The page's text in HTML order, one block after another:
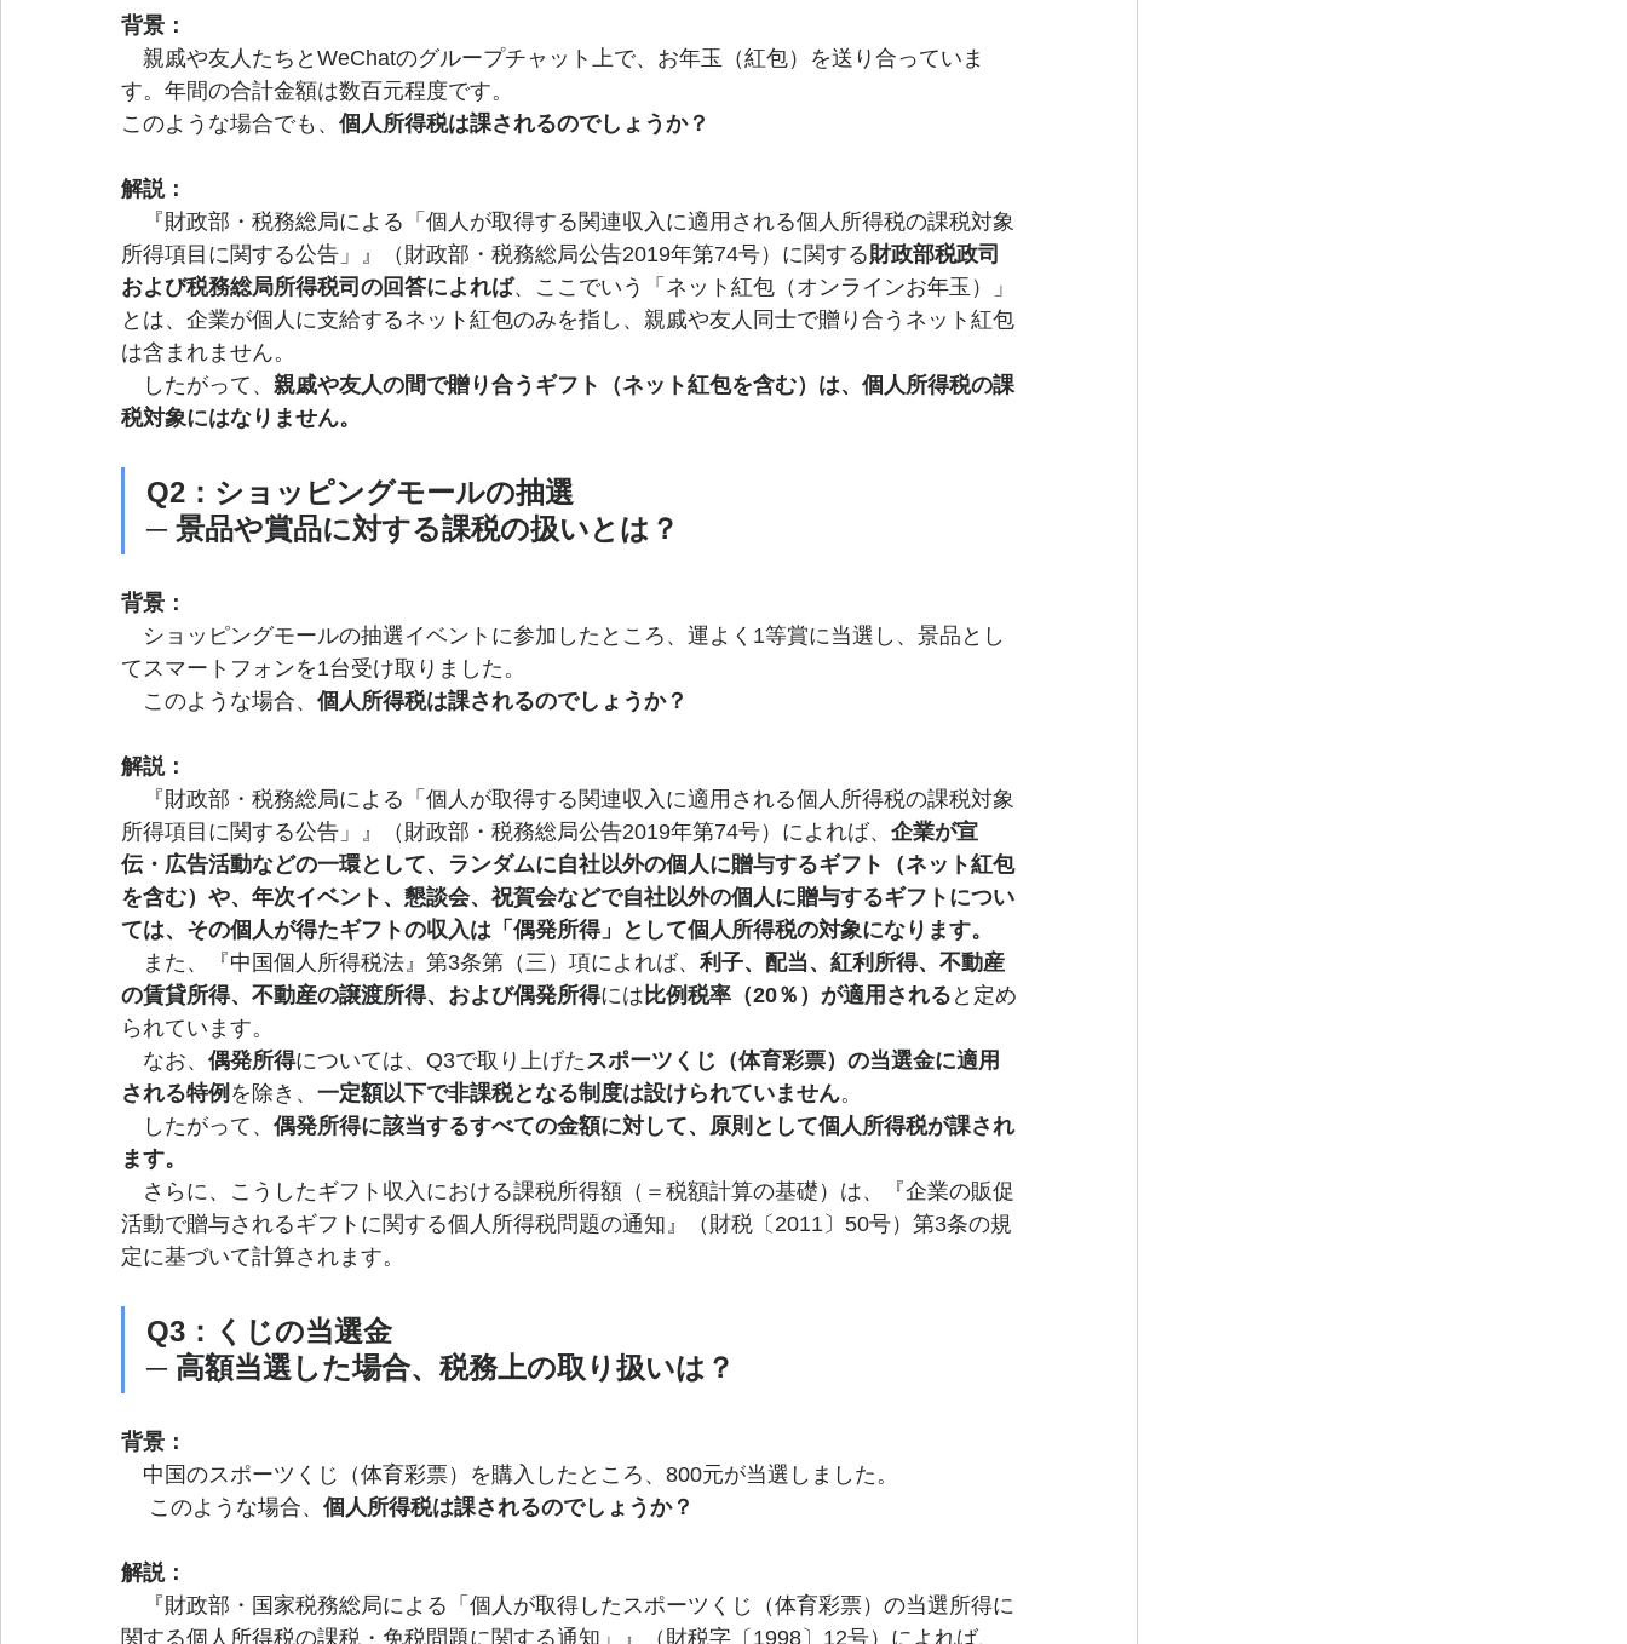
背景：
親戚や友人たちとWeChatのグループチャット上で、お年玉（紅包）を送り合っていま
す。年間の合計金額は数百元程度です。
このような場合でも、 個人所得税は課されるのでしょうか？
解説：
『財政部・税務総局による「個人が取得する関連収入に適用される個人所得税の課税対象
所得項目に関する公告」』（財政部・税務総局公告2019年第74号）に関する財政部税政司
および税務総局所得税司の回答によれば、ここでいう「ネット紅包（オンラインお年玉）」
とは、企業が個人に支給するネット紅包のみを指し、親戚や友人同士で贈り合うネット紅包
は含まれません。
したがって、 親戚や友人の間で贈り合うギフト（ネット紅包を含む）は、個人所得税の課
税対象にはなりません。
Q2：ショッピングモールの抽選
─ 景品や賞品に対する課税の扱いとは？
背景：
ショッピングモールの抽選イベントに参加したところ、運よく1等賞に当選し、景品とし
てスマートフォンを1台受け取りました。
このような場合、 個人所得税は課されるのでしょうか？
解説：
『財政部・税務総局による「個人が取得する関連収入に適用される個人所得税の課税対象
所得項目に関する公告」』（財政部・税務総局公告2019年第74号）によれば、 企業が宣
伝・広告活動などの一環として、ランダムに自社以外の個人に贈与するギフト（ネット紅包
を含む）や、年次イベント、懇談会、祝賀会などで自社以外の個人に贈与するギフトについ
ては、その個人が得たギフトの収入は「偶発所得」として個人所得税の対象になります。
また、『中国個人所得税法』第3条第（三）項によれば、 利子、配当、紅利所得、不動産
の賃貸所得、不動産の譲渡所得、および偶発所得には 比例税率（20％）が適用される と定め
られています。
なお、 偶発所得については、Q3で取り上げた スポーツくじ（体育彩票）の当選金に適用
される特例 を除き、 一定額以下で非課税となる制度は設けられていません。
したがって、 偶発所得に該当するすべての金額に対して、原則として個人所得税が課され
ます。
さらに、こうしたギフト収入における課税所得額（＝税額計算の基礎）は、『企業の販促
活動で贈与されるギフトに関する個人所得税問題の通知』（財税〔2011〕50号）第3条の規
定に基づいて計算されます。
Q3：くじの当選金
─ 高額当選した場合、税務上の取り扱いは？
背景：
中国のスポーツくじ（体育彩票）を購入したところ、800元が当選しました。
このような場合、 個人所得税は課されるのでしょうか？
解説：
『財政部・国家税務総局による「個人が取得したスポーツくじ（体育彩票）の当選所得に
関する個人所得税の課税・免税問題に関する通知」』（財税字〔1998〕12号）によれば、